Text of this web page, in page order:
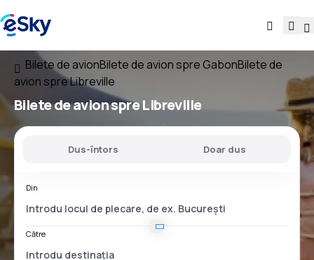
Bilete de avionBilete de avion spre GabonBilete de
avion spre Libreville
Bilete de avion spre Libreville
Dus-întors Doar dus
Din
Către